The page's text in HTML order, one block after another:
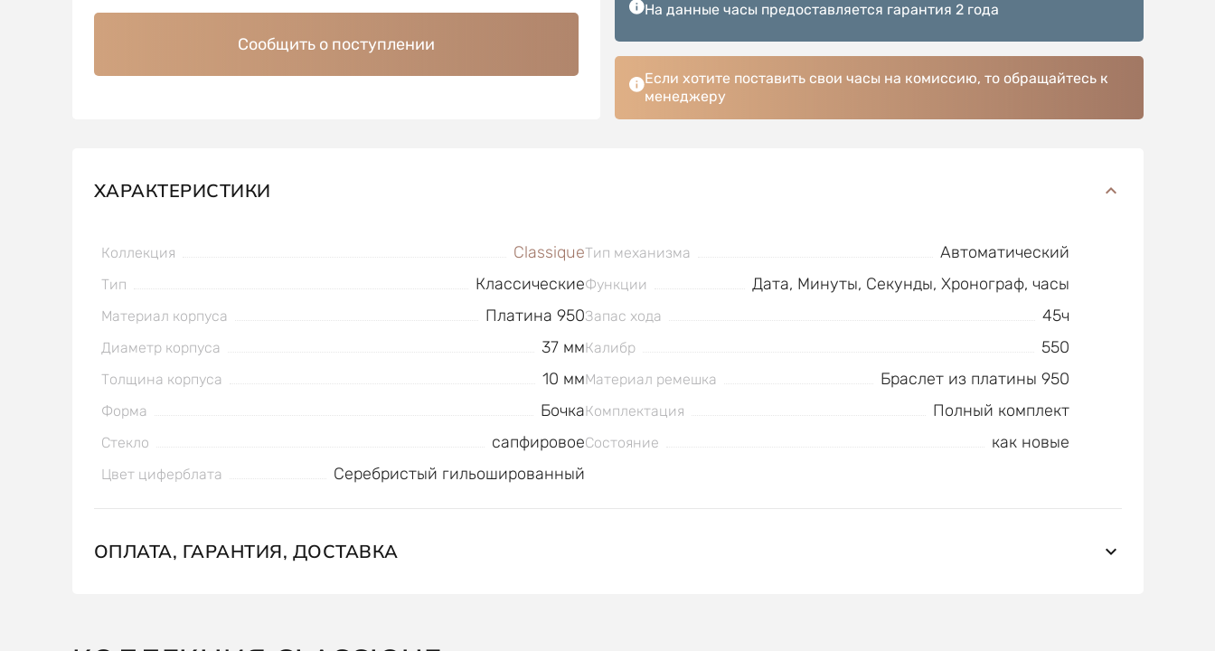
Сообщить о поступлении
На данные часы предоставляется гарантия 2 года
Если хотите поставить свои часы на комиссию, то обращайтесь к
менеджеру
ХАРАКТЕРИСТИКИ
Коллекция Classique
Тип Классические
Материал корпуса Платина 950
Диаметр корпуса 37 мм
Толщина корпуса 10 мм
Форма Бочка
Стекло сапфировое
Цвет циферблата Серебристый гильошированный
Тип механизма Автоматический
Функции Дата, Минуты, Секунды, Хронограф, часы
Запас хода 45ч
Калибр 550
Материал ремешка Браслет из платины 950
Комплектация Полный комплект
Состояние как новые
ОПЛАТА, ГАРАНТИЯ, ДОСТАВКА